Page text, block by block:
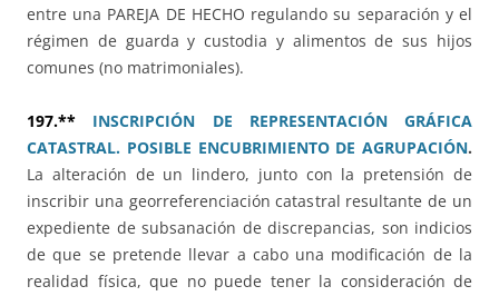
entre una PAREJA DE HECHO regulando su separación y el
régimen de guarda y custodia y alimentos de sus hijos
comunes (no matrimoniales).
197.** INSCRIPCIÓN DE REPRESENTACIÓN GRÁFICA
CATASTRAL. POSIBLE ENCUBRIMIENTO DE AGRUPACIÓN.
La alteración de un lindero, junto con la pretensión de
inscribir una georreferenciación catastral resultante de un
expediente de subsanación de discrepancias, son indicios
de que se pretende llevar a cabo una modificación de la
realidad física, que no puede tener la consideración de